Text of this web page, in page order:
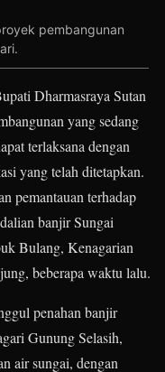
pembangunan
Dharmasraya Sutan
yang sedang
terlaksana dengan
yang telah ditetapkan.
pemantauan terhadap
banjir Sungai
Bulang, Kenagarian
beberapa waktu lalu.
penahan banjir
Gunung Selasih,
air sungai, dengan